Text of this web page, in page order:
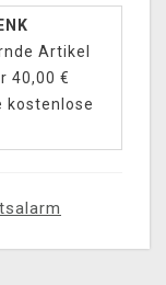
Artikel
40,00 €
kostenlose